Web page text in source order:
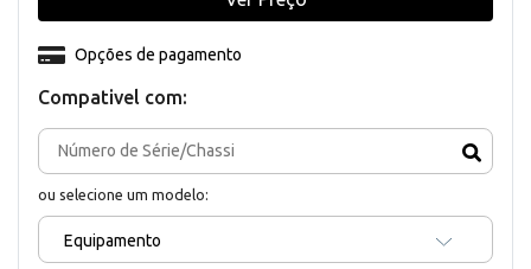
Compativel com:
ou selecione um modelo:
Equipamento
Opções de pagamento